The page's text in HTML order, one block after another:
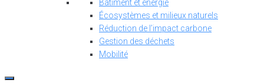
Bâtiment et énergie
Écosystèmes et milieux naturels
Réduction de l’impact carbone
Gestion des déchets
Mobilité